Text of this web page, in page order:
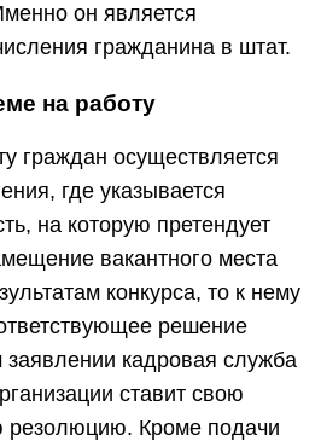
он является
гражданина в штат.
на работу
граждан осуществляется
где указывается
на которую претендует
вакантного места
конкурса, то к нему
решение
кадровая служба
ставит свою
резолюцию. Кроме подачи